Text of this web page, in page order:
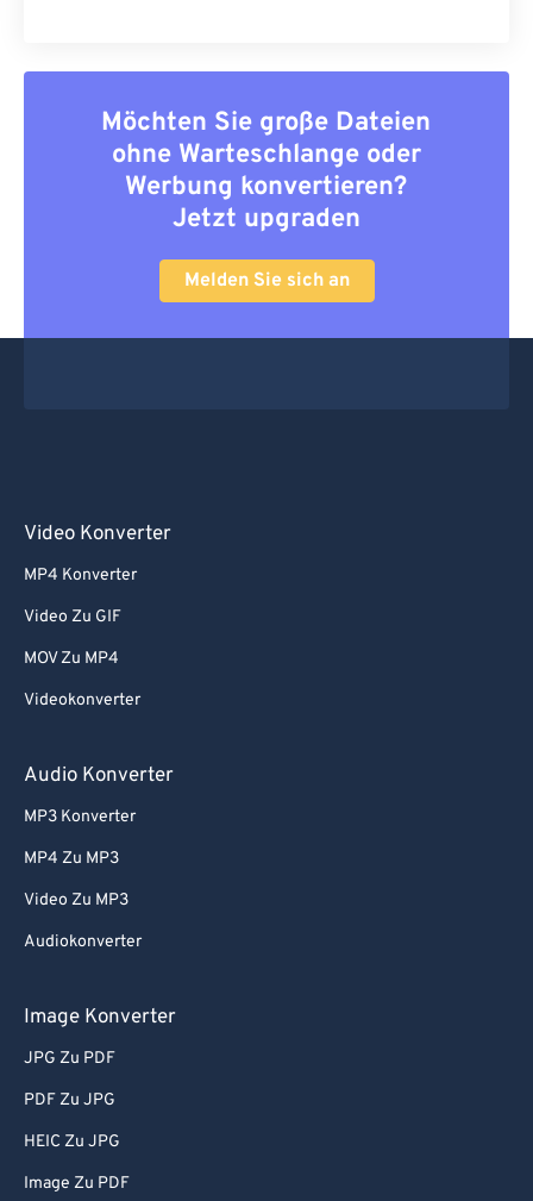
Möchten Sie große Dateien
ohne Warteschlange oder
Werbung konvertieren?
Jetzt upgraden
Melden Sie sich an
Video Konverter
MP4 Konverter
Video Zu GIF
MOV Zu MP4
Videokonverter
Audio Konverter
MP3 Konverter
MP4 Zu MP3
Video Zu MP3
Audiokonverter
Image Konverter
JPG Zu PDF
PDF Zu JPG
HEIC Zu JPG
Image Zu PDF